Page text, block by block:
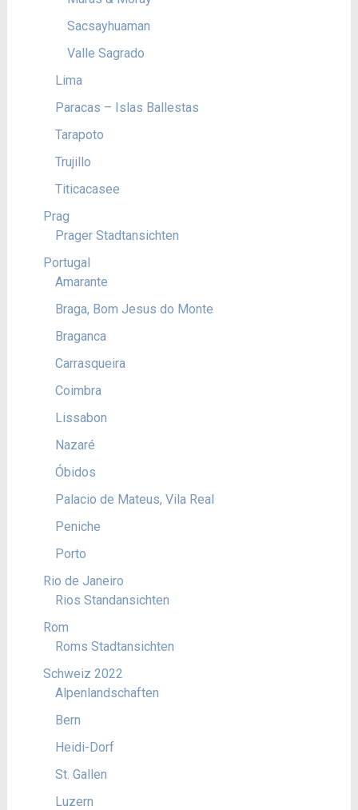
Sacsayhuaman
Valle Sagrado
Lima
Paracas – Islas Ballestas
Tarapoto
Trujillo
Titicacasee
Prag
Prager Stadtansichten
Portugal
Amarante
Braga, Bom Jesus do Monte
Braganca
Carrasqueira
Coimbra
Lissabon
Nazaré
Óbidos
Palacio de Mateus, Vila Real
Peniche
Porto
Rio de Janeiro
Rios Standansichten
Rom
Roms Stadtansichten
Schweiz 2022
Alpenlandschaften
Bern
Heidi-Dorf
St. Gallen
Luzern